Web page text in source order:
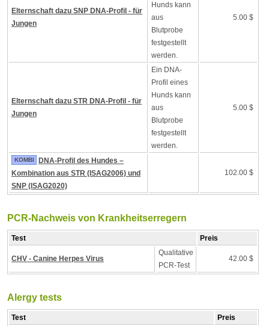
Elternschaft dazu SNP DNA-Profil - für
Jungen
Hunds kann
aus
Blutprobe
festgestellt
werden.
5.00 $
Elternschaft dazu STR DNA-Profil - für
Jungen
Ein DNA-
Profil eines
Hunds kann
aus
Blutprobe
festgestellt
werden.
5.00 $
KOMBI
DNA-Profil des Hundes –
Kombination aus STR (ISAG2006) und
SNP (ISAG2020)
102.00 $
PCR-Nachweis von Krankheitserregern
Test Preis
CHV - Canine Herpes Virus
Qualitative
PCR-Test
42.00 $
Alergy tests
Test
Preis